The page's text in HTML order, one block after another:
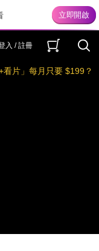
入 / 註冊
+看片」每月只要 $199？